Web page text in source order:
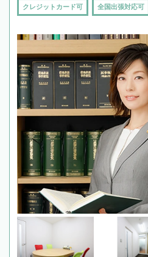
クレジットカード可 全国出張対応可